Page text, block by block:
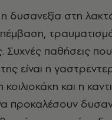
δυσανεξία στη
Συχνές παθήσεις
είναι η
και η
προκαλέσουν